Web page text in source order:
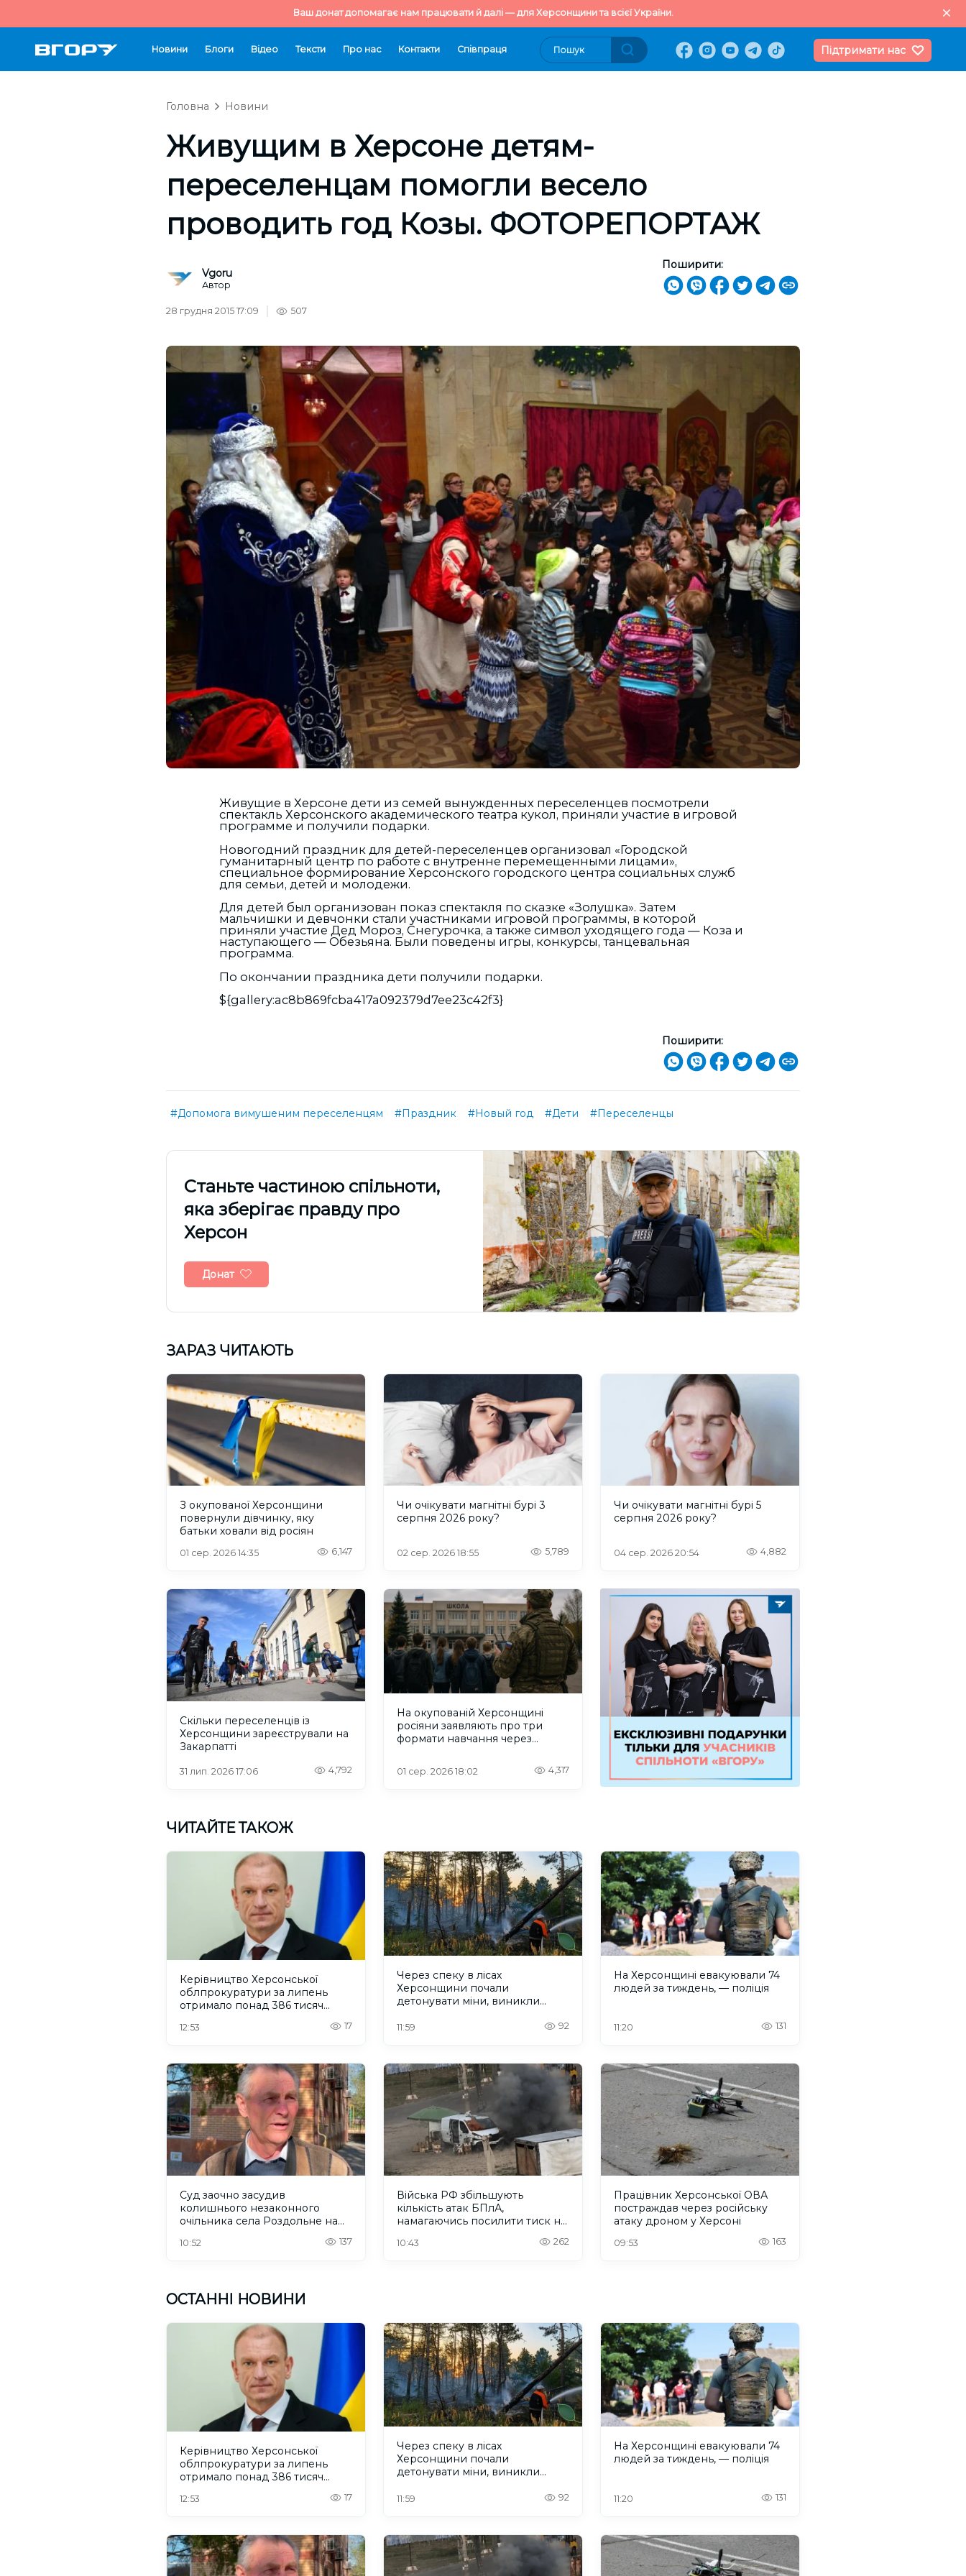
Ваш донат допомагає нам працювати й далі — для Херсонщини та всієї України.
Новини Блоги Відео Тексти Про нас Контакти Cпівпраця Підтримати нас
Головна Новини
Живущим в Херсоне детям-
переселенцам помогли весело
проводить год Козы. ФОТОРЕПОРТАЖ
Vgoru
Автор
Поширити:
28 грудня 2015 17:09 507
Живущие в Херсоне дети из семей вынужденных переселенцев посмотрели
спектакль Херсонского академического театра кукол, приняли участие в игровой
программе и получили подарки.
Новогодний праздник для детей-переселенцев организовал «Городской
гуманитарный центр по работе с внутренне перемещенными лицами»,
специальное формирование Херсонского городского центра социальных служб
для семьи, детей и молодежи.
Для детей был организован показ спектакля по сказке «Золушка». Затем
мальчишки и девчонки стали участниками игровой программы, в которой
приняли участие Дед Мороз, Снегурочка, а также символ уходящего года — Коза и
наступающего — Обезьяна. Были поведены игры, конкурсы, танцевальная
программа.
По окончании праздника дети получили подарки.
${gallery:ac8b869fcba417a092379d7ee23c42f3}
Поширити:
#Допомога вимушеним переселенцям #Праздник #Новый год #Дети #Переселенцы
Cтаньте частиною спільноти,
яка зберігає правду про
Херсон
Донат
ЗАРАЗ ЧИТАЮТЬ
З окупованої Херсонщини
повернули дівчинку, яку
батьки ховали від росіян
01 сер. 2026 14:35 6,147
Чи очікувати магнітні бурі 3
серпня 2026 року?
02 сер. 2026 18:55 5,789
Чи очікувати магнітні бурі 5
серпня 2026 року?
04 сер. 2026 20:54 4,882
Скільки переселенців із
Херсонщини зареєстрували на
Закарпатті
31 лип. 2026 17:06 4,792
На окупованій Херсонщині
росіяни заявляють про три
формати навчання через
01 сер. 2026 18:02 4,317
ЧИТАЙТЕ ТАКОЖ
Керівництво Херсонської
облпрокуратури за липень
отримало понад 386 тисяч
12:53 17
Через спеку в лісах
Херсонщини почали
детонувати міни, виникли
11:59 92
На Херсонщині евакуювали 74
людей за тиждень, — поліція
11:20 131
Суд заочно засудив
колишнього незаконного
очільника села Роздольне на
10:52 137
Війська РФ збільшують
кількість атак БПлА,
намагаючись посилити тиск на
10:43 262
Працівник Херсонської ОВА
постраждав через російську
атаку дроном у Херсоні
09:53 163
ОСТАННІ НОВИНИ
Керівництво Херсонської
облпрокуратури за липень
отримало понад 386 тисяч
12:53 17
Через спеку в лісах
Херсонщини почали
детонувати міни, виникли
11:59 92
На Херсонщині евакуювали 74
людей за тиждень, — поліція
11:20 131